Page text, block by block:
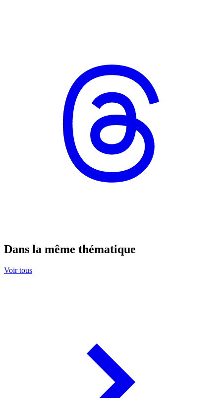
Dans la même thématique
Voir tous